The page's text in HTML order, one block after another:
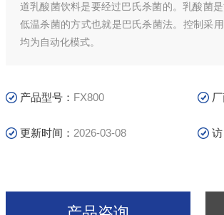
道乳酸菌饮料是要经过巴氏杀菌的。乳酸菌
低温杀菌的方式也就是巴氏杀菌法。控制采
均为自动化模式。
产品型号： FX800
更新时间： 2026-03-08